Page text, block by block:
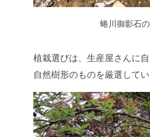
蜷川御影石
植栽選びは、生産屋さんに
自然樹形のものを厳選してい